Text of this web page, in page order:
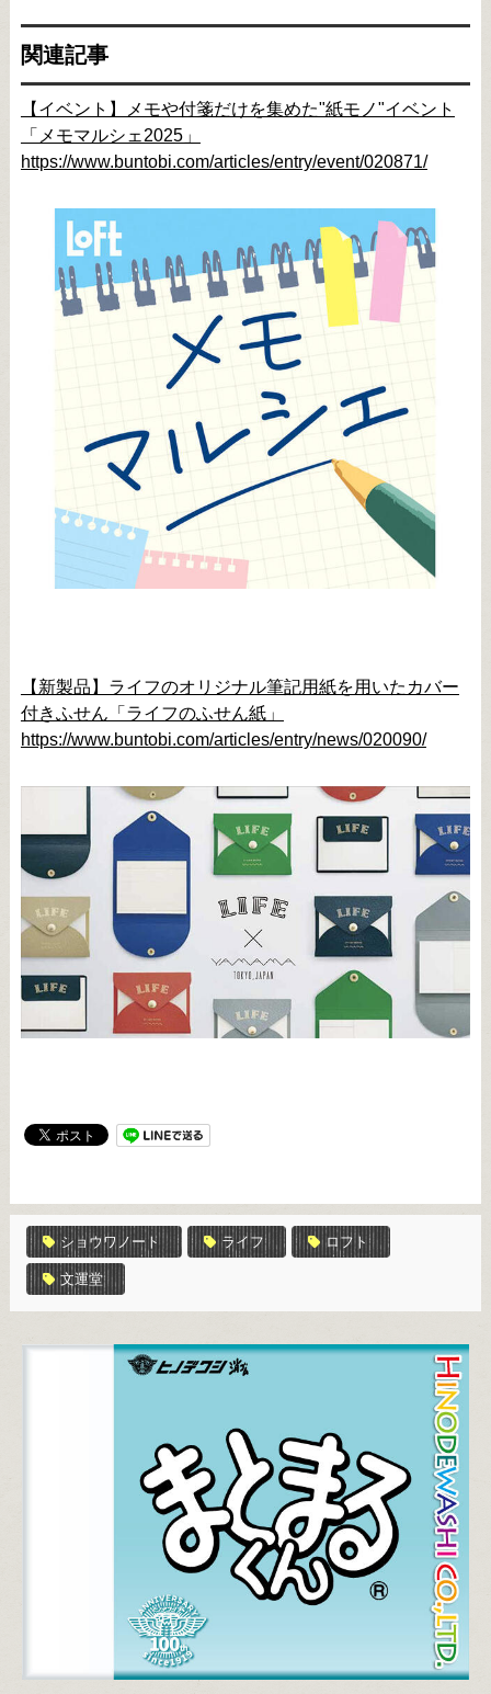
関連記事
【イベント】メモや付箋だけを集めた"紙モノ"イベント
「メモマルシェ2025」
https://www.buntobi.com/articles/entry/event/020871/
【新製品】ライフのオリジナル筆記用紙を用いたカバー
付きふせん「ライフのふせん紙」
https://www.buntobi.com/articles/entry/news/020090/
ショウワノート ライフ ロフト
文運堂